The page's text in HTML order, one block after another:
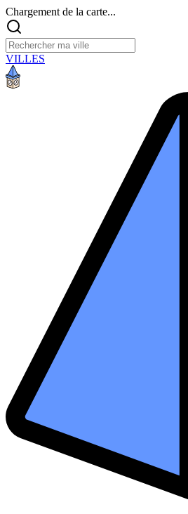
Chargement de la carte...
VILLES